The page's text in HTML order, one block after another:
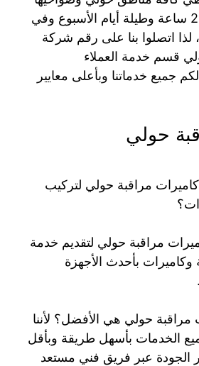
ونعمل على مدار 24 ساعة وطيلة أيام الأسبوع وفي
لذا اتصلوا بنا على رقم شركة
قسم خدمة العملاء
لنقدم لكم جميع خدماتنا وبأعلى معايير
حولي
مراقبة حولي لتركيب
مراقبة حولي لتقديم خدمة
بأحدث الأجهزة
مراقبة حولي هي الأفضل؟ لأننا
الخدمات بأسهل طريقة وبأقل
الجودة عبر فريق فني مستعد